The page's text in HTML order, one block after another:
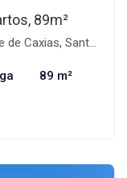
89m²
Santa Maria-RS
89 m²